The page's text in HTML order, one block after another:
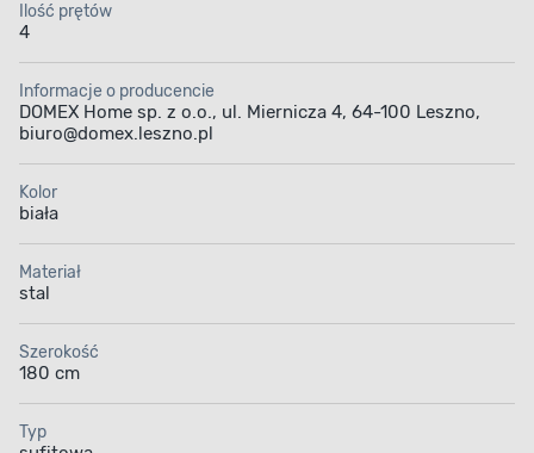
Ilość prętów
4
Informacje o producencie
DOMEX Home sp. z o.o., ul. Miernicza 4, 64-100 Leszno,
biuro@domex.leszno.pl
Kolor
biała
Materiał
stal
Szerokość
180 cm
Typ